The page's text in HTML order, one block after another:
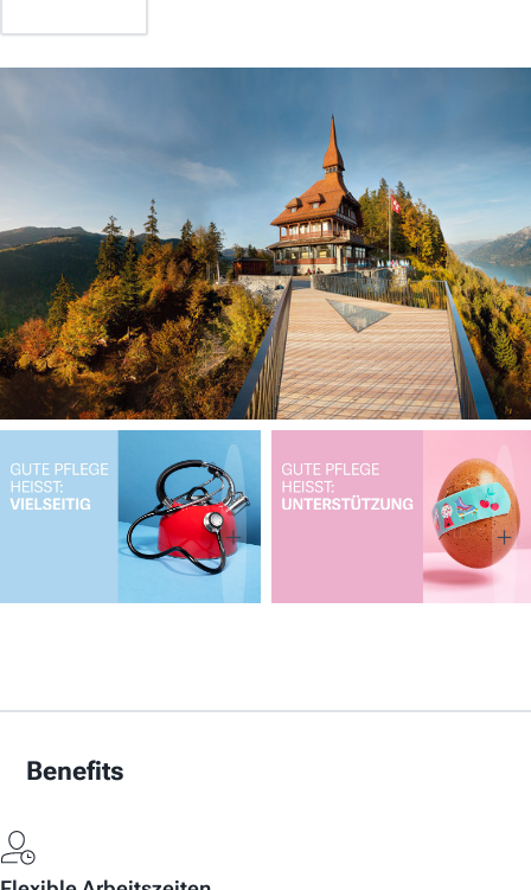
Benefits